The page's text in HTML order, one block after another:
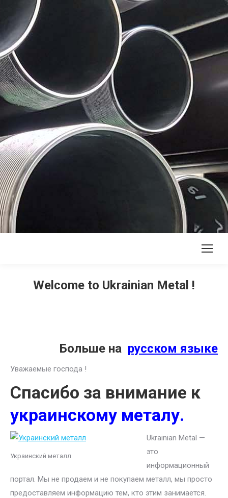
Welcome to Ukrainian Metal !
Больше на русском языке
Уважаемые господа !
Спасибо за внимание к
украинскому металу.
Украинский металл
Ukrainian Metal —
это
информационный
портал. Мы не продаем и не покупаем металл, мы просто
предоставляем информацию тем, кто этим занимается.